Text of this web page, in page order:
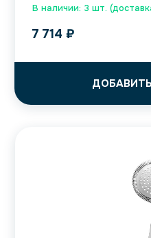
В наличии: 3 шт.
7 714 ₽